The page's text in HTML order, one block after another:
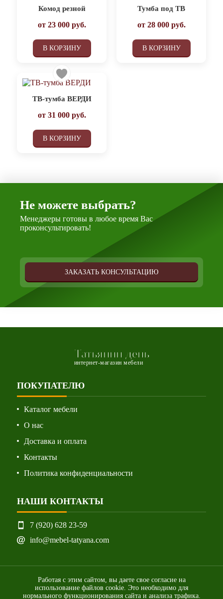
Комод резной
от 23 000руб.
В КОРЗИНУ
Тумба под ТВ
от 28 000руб.
В КОРЗИНУ
ТВ-тумба ВЕРДИ
от 31 000руб.
В КОРЗИНУ
Не можете выбрать?
Менеджеры готовы в любое время Вас
проконсультировать!
ЗАКАЗАТЬ КОНСУЛЬТАЦИЮ
Татьянин день
интернет-магазин мебели
ПОКУПАТЕЛЮ
Каталог мебели
О нас
Доставка и оплата
Контакты
Политика конфиденциальности
НАШИ КОНТАКТЫ
7 (920) 628 23-59
info@mebel-tatyana.com
Работая с этим сайтом, вы даете свое согласие на
использование файлов cookie. Это необходимо для
нормального функционирования сайта и анализа трафика.